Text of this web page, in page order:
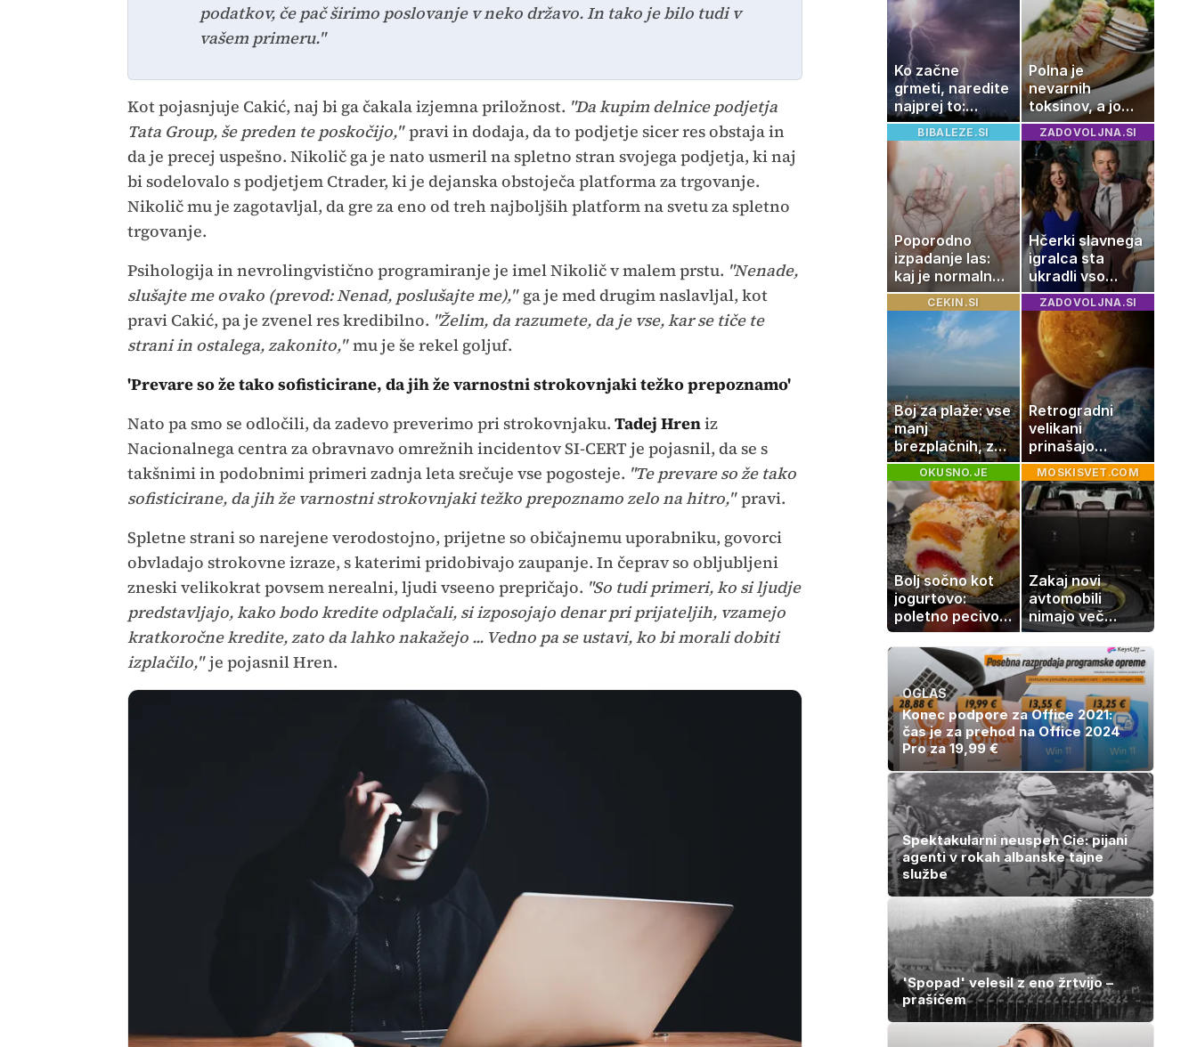
podatkov, če pač širimo poslovanje v neko državo. In tako je bilo tudi v
vašem primeru."
Kot pojasnjuje Cakić, naj bi ga čakala izjemna priložnost. "Da kupim delnice podjetja
Tata Group, še preden te poskočijo,"pravi in dodaja, da to podjetje sicer res obstaja in
da je precej uspešno. Nikolič ga je nato usmeril na spletno stran svojega podjetja, ki naj
bi sodelovalo s podjetjem Ctrader, ki je dejanska obstoječa platforma za trgovanje.
Nikolič mu je zagotavljal, da gre za eno od treh najboljših platform na svetu za spletno
trgovanje.
Psihologija in nevrolingvistično programiranje je imel Nikolič v malem prstu. "Nenade,
slušajte me ovako (prevod: Nenad, poslušajte me),"ga je med drugim naslavljal, kot
pravi Cakić, pa je zvenel res kredibilno. "Želim, da razumete, da je vse, kar se tiče te
strani in ostalega, zakonito,"mu je še rekel goljuf.
'Prevare so že tako sofisticirane, da jih že varnostni strokovnjaki težko prepoznamo'
Nato pa smo se odločili, da zadevo preverimo pri strokovnjaku. Tadej Hreniz
Nacionalnega centra za obravnavo omrežnih incidentov SI-CERT je pojasnil, da se s
takšnimi in podobnimi primeri zadnja leta srečuje vse pogosteje. "Te prevare so že tako
sofisticirane, da jih že varnostni strokovnjaki težko prepoznamo zelo na hitro,"pravi.
Spletne strani so narejene verodostojno, prijetne so običajnemu uporabniku, govorci
obvladajo strokovne izraze, s katerimi pridobivajo zaupanje. In čeprav so obljubljeni
zneski velikokrat povsem nerealni, ljudi vseeno prepričajo. "So tudi primeri, ko si ljudje
predstavljajo, kako bodo kredite odplačali, si izposojajo denar pri prijateljih, vzamejo
kratkoročne kredite, zato da lahko nakažejo ... Vedno pa se ustavi, ko bi morali dobiti
izplačilo,"je pojasnil Hren.
Ko začne
grmeti, naredite
najprej to:
strokovnjaki
opozarjajo na
pogosto napako
Polna je
nevarnih
toksinov, a jo
imamo vsi radi:
to je najbolj
nezdrava riba, ki
jo mnogi redno
uživajo
BIBALEZE.SI
Poporodno
izpadanje las:
kaj je normalno
in kako si
pomagati
ZADOVOLJNA.SI
Hčerki slavnega
igralca sta
ukradli vso
pozornost
CEKIN.SI
Boj za plaže: vse
manj
brezplačnih, za
ležalnik in
senčnik tudi več
kot 40 evrov
ZADOVOLJNA.SI
Retrogradni
velikani
prinašajo
pomembne
premike – kaj
pomeni, da so
Saturn, Neptun
in Pluton hkrati
OKUSNO.JE
Bolj sočno kot
jogurtovo:
poletno pecivo,
ki vedno uspe
MOSKISVET.COM
Zakaj novi
avtomobili
nimajo več
rezervne gume?
OGLAS
Konec podpore za Office 2021:
čas je za prehod na Office 2024
Pro za 19,99 €
Spektakularni neuspeh Cie: pijani
agenti v rokah albanske tajne
službe
'Spopad' velesil z eno žrtvijo –
prašičem